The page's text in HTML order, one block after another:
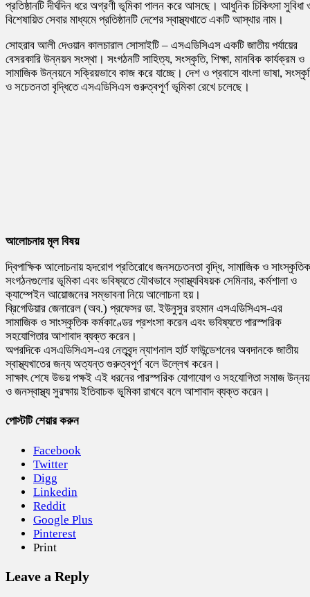
প্রতিষ্ঠানটি দীর্ঘদিন ধরে অগ্রণী ভূমিকা পালন করে আসছে। আধুনিক চিকিৎসা সুবিধা
বিশেষায়িত সেবার মাধ্যমে প্রতিষ্ঠানটি দেশের স্বাস্থ্যখাতে একটি আস্থার নাম।
সোহরাব আলী দেওয়ান কালচারাল সোসাইটি – এসএডিসিএস একটি জাতীয় পর্যায়ের
বেসরকারি উন্নয়ন সংস্থা। সংগঠনটি সাহিত্য, সংস্কৃতি, শিক্ষা, মানবিক কার্যক্রম ও
সামাজিক উন্নয়নে সক্রিয়ভাবে কাজ করে যাচ্ছে। দেশ ও প্রবাসে বাংলা ভাষা,
ও সচেতনতা বৃদ্ধিতে এসএডিসিএস গুরুত্বপূর্ণ ভূমিকা রেখে চলেছে।
আলোচনার মূল বিষয়
দ্বিপাক্ষিক আলোচনায় হৃদরোগ প্রতিরোধে জনসচেতনতা বৃদ্ধি, সামাজিক ও সাংস্কৃতিক
সংগঠনগুলোর ভূমিকা এবং ভবিষ্যতে যৌথভাবে স্বাস্থ্যবিষয়ক সেমিনার, কর্মশালা ও
ক্যাম্পেইন আয়োজনের সম্ভাবনা নিয়ে আলোচনা হয়।
ব্রিগেডিয়ার জেনারেল (অব.) প্রফেসর ডা. ইউনুসুর রহমান এসএডিসিএস-এর
সামাজিক ও সাংস্কৃতিক কর্মকাণ্ডের প্রশংসা করেন এবং ভবিষ্যতে পারস্পরিক
সহযোগিতার আশাবাদ ব্যক্ত করেন।
অপরদিকে এসএডিসিএস-এর নেতৃবৃন্দ ন্যাশনাল হার্ট ফাউন্ডেশনের অবদানকে জাতীয়
স্বাস্থ্যখাতের জন্য অত্যন্ত গুরুত্বপূর্ণ বলে উল্লেখ করেন।
সাক্ষাৎ শেষে উভয় পক্ষই এই ধরনের পারস্পরিক যোগাযোগ ও সহযোগিতা সমাজ
ও জনস্বাস্থ্য সুরক্ষায় ইতিবাচক ভূমিকা রাখবে বলে আশাবাদ ব্যক্ত করেন।
পোস্টটি শেয়ার করুন
Facebook
Twitter
Digg
Linkedin
Reddit
Google Plus
Pinterest
Print
Leave a Reply